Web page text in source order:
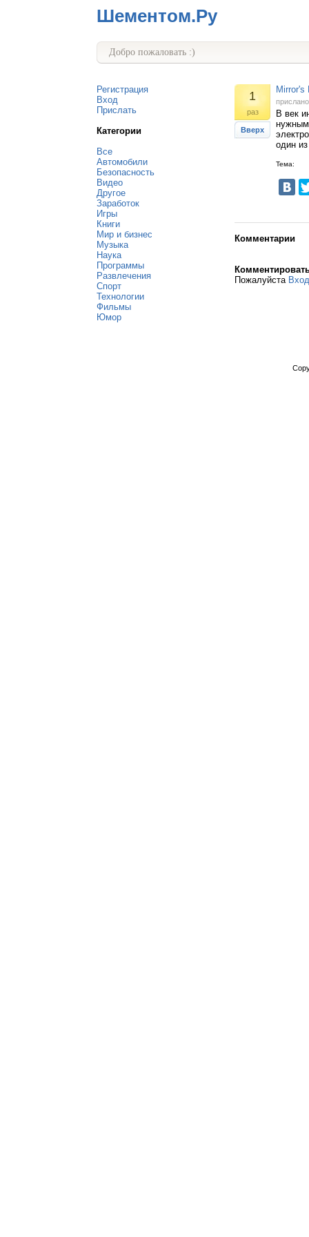
Шементом.Ру
Добро пожаловать :)
Регистрация
Вход
Прислать
Категории
Все
Автомобили
Безопасность
Видео
Другое
Заработок
Игры
Книги
Мир и бизнес
Музыка
Наука
Программы
Развлечения
Спорт
Технологии
Фильмы
Юмор
1
раз
Вверх
В век
один
Тема:
Комментарии
Пожалуйста Вход